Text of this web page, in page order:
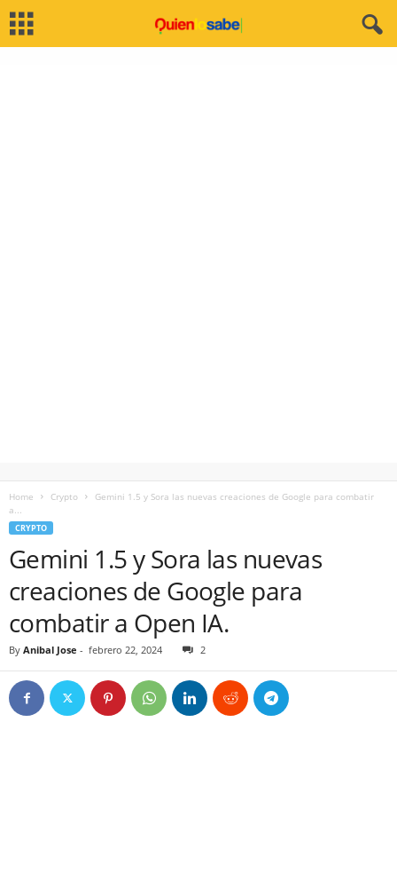
Home Crypto
Gemini 1.5 y Sora las nuevas creaciones de Google para combatir
a...
CRYPTO
Gemini 1.5 y Sora las nuevas
creaciones de Google para
combatir a Open IA.
By Anibal Jose - febrero 22, 2024 2